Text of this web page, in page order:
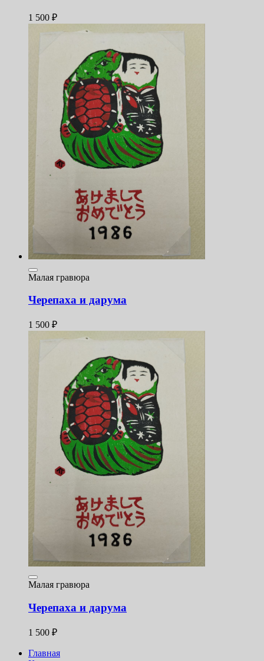
1 500 ₽
Малая гравюра
Черепаха и дарума
1 500 ₽
Малая гравюра
Черепаха и дарума
1 500 ₽
Главная